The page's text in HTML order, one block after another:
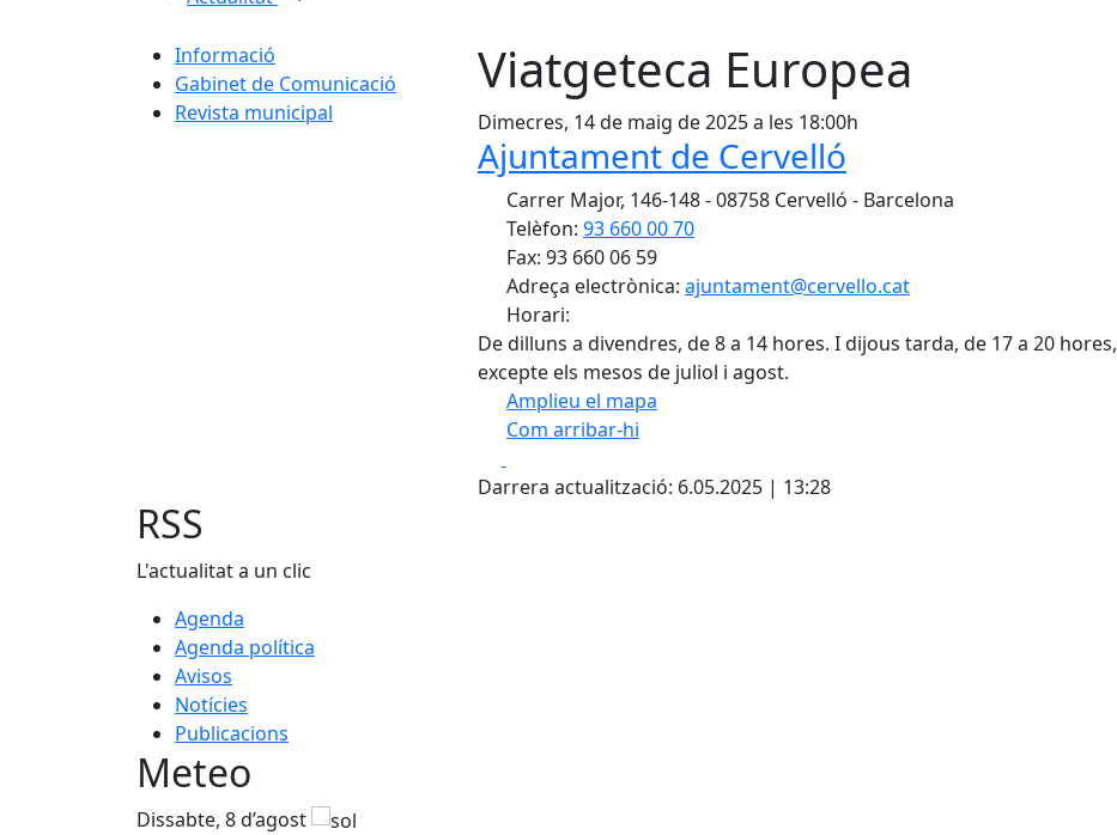
Informació
Gabinet de Comunicació
Revista municipal
Viatgeteca Europea
Dimecres, 14 de maig de 2025 a les 18:00h
Ajuntament de Cervelló
Carrer Major, 146-148 - 08758 Cervelló - Barcelona
Telèfon: 93 660 00 70
Fax: 93 660 06 59
Adreça electrònica: ajuntament@cervello.cat
Horari:
De dilluns a divendres, de 8 a 14 hores. I dijous tarda, de 17 a 20 hores,
excepte els mesos de juliol i agost.
Amplieu el mapa
Com arribar-hi
+
Darrera actualització: 6.05.2025 | 13:28
RSS
L'actualitat a un clic
Agenda
Agenda política
Avisos
Notícies
Publicacions
Meteo
Dissabte, 8 d’agost